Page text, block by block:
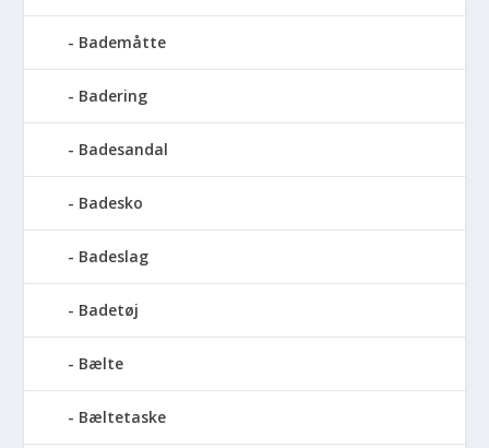
Bademåtte
Badering
Badesandal
Badesko
Badeslag
Badetøj
Bælte
Bæltetaske